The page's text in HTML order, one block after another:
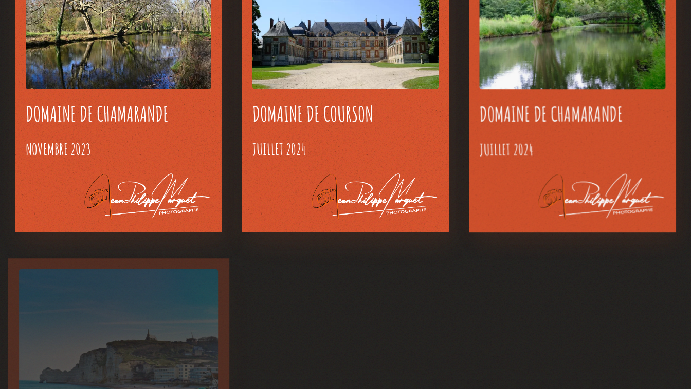
DOMAINE DE CHAMARANDE
NOVEMBRE 2023
DOMAINE DE COURSON
JUILLET 2024
DOMAINE DE CHAMARANDE
JUILLET 2024